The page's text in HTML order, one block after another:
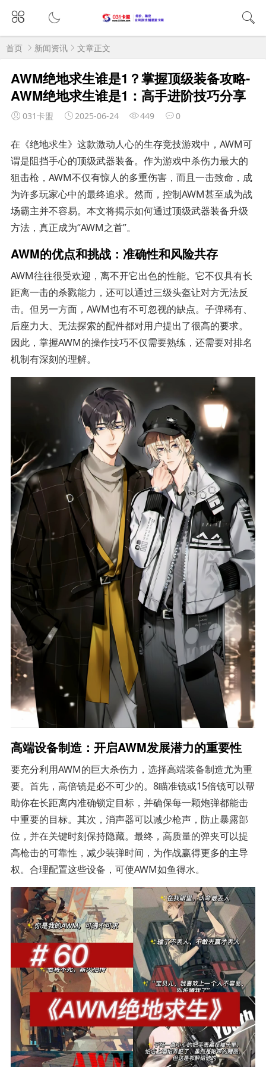
首页 新闻资讯 文章正文
AWM绝地求生谁是1？掌握顶级装备攻略-
AWM绝地求生谁是1：高手进阶技巧分享
031卡盟 2025-06-24 449 0
在《绝地求生》这款激动人心的生存竞技游戏中，AWM可
谓是阻挡手心的顶级武器装备。作为游戏中杀伤力最大的
狙击枪，AWM不仅有惊人的多重伤害，而且一击致命，成
为许多玩家心中的最终追求。然而，控制AWM甚至成为战
场霸主并不容易。本文将揭示如何通过顶级武器装备升级
方法，真正成为“AWM之首”。
AWM的优点和挑战：准确性和风险共存
AWM往往很受欢迎，离不开它出色的性能。它不仅具有长
距离一击的杀戮能力，还可以通过三级头盔让对方无法反
击。但另一方面，AWM也有不可忽视的缺点。子弹稀有、
后座力大、无法探索的配件都对用户提出了很高的要求。
因此，掌握AWM的操作技巧不仅需要熟练，还需要对排名
机制有深刻的理解。
高端设备制造：开启AWM发展潜力的重要性
要充分利用AWM的巨大杀伤力，选择高端装备制造尤为重
要。首先，高倍镜是必不可少的。8瞄准镜或15倍镜可以帮
助你在长距离内准确锁定目标，并确保每一颗炮弹都能击
中重要的目标。其次，消声器可以减少枪声，防止暴露部
位，并在关键时刻保持隐藏。最终，高质量的弹夹可以提
高枪击的可靠性，减少装弹时间，为作战赢得更多的主导
权。合理配置这些设备，可使AWM如鱼得水。